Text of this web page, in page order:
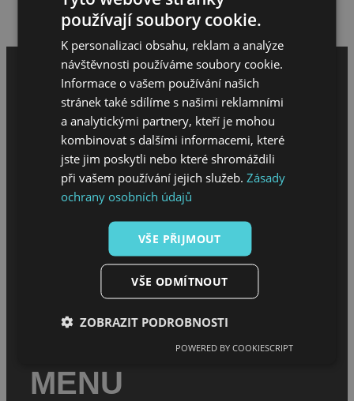
Napsat hodnocení
MENU
Sháním melouch
MENU
používají soubory cookie.
K personalizaci obsahu, reklam a analýze
návštěvnosti používáme soubory cookie.
Informace o vašem používání našich
stránek také sdílíme s našimi reklamními
a analytickými partnery, kteří je mohou
kombinovat s dalšími informacemi, které
jste jim poskytli nebo které shromáždili
při vašem používání jejich služeb.Zásady
ochrany osobních údajů
VŠE PŘIJMOUT
VŠE ODMÍTNOUT
ZOBRAZIT PODROBNOSTI
POWERED BY COOKIESCRIPT